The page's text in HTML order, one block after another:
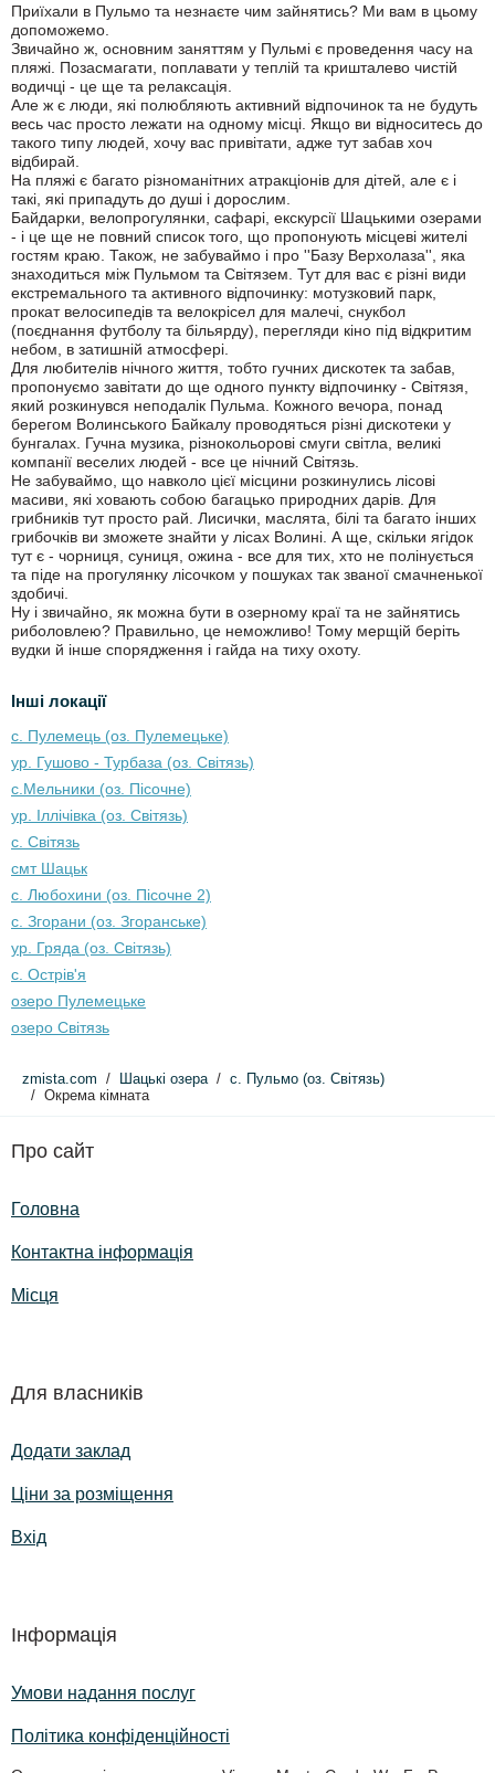
Приїхали в Пульмо та незнаєте чим зайнятись? Ми вам в цьому
допоможемо.
Звичайно ж, основним заняттям у Пульмі є проведення часу на
пляжі. Позасмагати, поплавати у теплій та кришталево чистій
водичці - це ще та релаксація.
Але ж є люди, які полюбляють активний відпочинок та не будуть
весь час просто лежати на одному місці. Якщо ви відноситесь до
такого типу людей, хочу вас привітати, адже тут забав хоч
відбирай.
На пляжі є багато різноманітних атракціонів для дітей, але є і
такі, які припадуть до душі і дорослим.
Байдарки, велопрогулянки, сафарі, екскурсії Шацькими озерами
- і це ще не повний список того, що пропонують місцеві жителі
гостям краю. Також, не забуваймо і про ''Базу Верхолаза'', яка
знаходиться між Пульмом та Світязем. Тут для вас є різні види
екстремального та активного відпочинку: мотузковий парк,
прокат велосипедів та велокрісел для малечі, снукбол
(поєднання футболу та більярду), перегляди кіно під відкритим
небом, в затишній атмосфері.
Для любителів нічного життя, тобто гучних дискотек та забав,
пропонуємо завітати до ще одного пункту відпочинку - Світязя,
який розкинувся неподалік Пульма. Кожного вечора, понад
берегом Волинського Байкалу проводяться різні дискотеки у
бунгалах. Гучна музика, різнокольорові смуги світла, великі
компанії веселих людей - все це нічний Світязь.
Не забуваймо, що навколо цієї місцини розкинулись лісові
масиви, які ховають собою багацько природних дарів. Для
грибників тут просто рай. Лисички, маслята, білі та багато інших
грибочків ви зможете знайти у лісах Волині. А ще, скільки ягідок
тут є - чорниця, суниця, ожина - все для тих, хто не полінується
та піде на прогулянку лісочком у пошуках так званої смачненької
здобичі.
Ну і звичайно, як можна бути в озерному краї та не зайнятись
риболовлею? Правильно, це неможливо! Тому мерщій беріть
вудки й інше спорядження і гайда на тиху охоту.
Інші локації
с. Пулемець (оз. Пулемецьке)
ур. Гушово - Турбаза (оз. Світязь)
с.Мельники (оз. Пісочне)
ур. Іллічівка (оз. Світязь)
с. Світязь
смт Шацьк
с. Любохини (оз. Пісочне 2)
с. Згорани (оз. Згоранське)
ур. Гряда (оз. Світязь)
с. Острів'я
озеро Пулемецьке
озеро Світязь
zmista.com Шацькі озера
с. Пульмо (оз. Світязь)
Окрема кімната
Про сайт
Головна
Контактна інформація
Місця
Для власників
Додати заклад
Ціни за розміщення
Вхід
Інформація
Умови надання послуг
Політика конфіденційності